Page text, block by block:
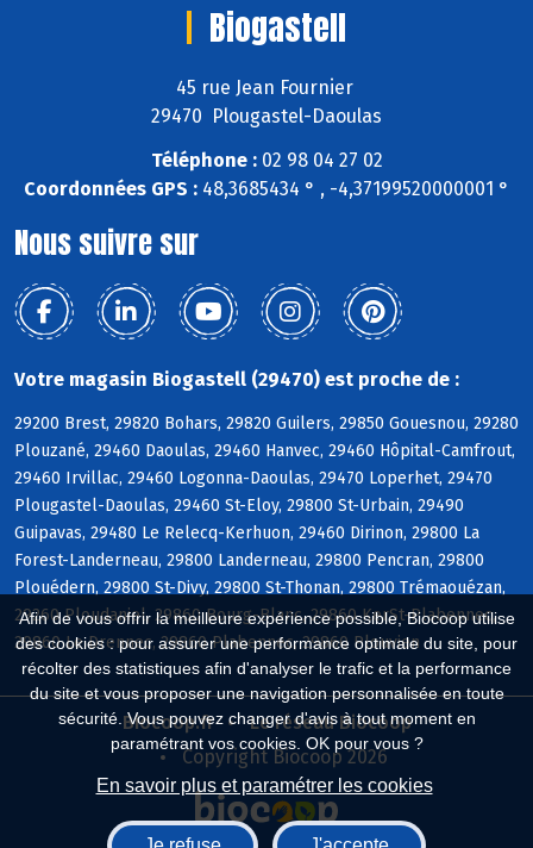
Afin de vous offrir la meilleure expérience possible, Biocoop utilise
des cookies : pour assurer une performance optimale du site, pour
récolter des statistiques afin d'analyser le trafic et la performance
du site et vous proposer une navigation personnalisée en toute
sécurité. Vous pouvez changer d'avis à tout moment en
paramétrant vos cookies. OK pour vous ?
En savoir plus et paramétrer les cookies
Biogastell
45 rue Jean Fournier
29470 Plougastel-Daoulas
Téléphone :02 98 04 27 02
Coordonnées GPS : 48,3685434 ° , -4,37199520000001 °
Nous suivre sur
Votre magasin Biogastell (29470) est proche de :
29200 Brest, 29820 Bohars, 29820 Guilers, 29850 Gouesnou, 29280
Plouzané, 29460 Daoulas, 29460 Hanvec, 29460 Hôpital-Camfrout,
29460 Irvillac, 29460 Logonna-Daoulas, 29470 Loperhet, 29470
Plougastel-Daoulas, 29460 St-Eloy, 29800 St-Urbain, 29490
Guipavas, 29480 Le Relecq-Kerhuon, 29460 Dirinon, 29800 La
Forest-Landerneau, 29800 Landerneau, 29800 Pencran, 29800
Plouédern, 29800 St-Divy, 29800 St-Thonan, 29800 Trémaouézan,
29260 Ploudaniel, 29860 Bourg-Blanc, 29860 KerSt-Plabennec,
29860 Le Drennec, 29860 Plabennec, 29860 Plouvien
Biocoop.fr
Le réseau Biocoop
Copyright Biocoop 2026